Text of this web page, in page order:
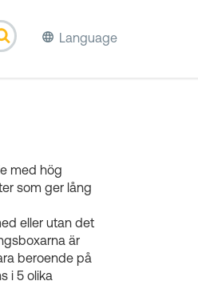
Language
med hög
som ger lång
eller utan det
är
beroende på
i 5 olika